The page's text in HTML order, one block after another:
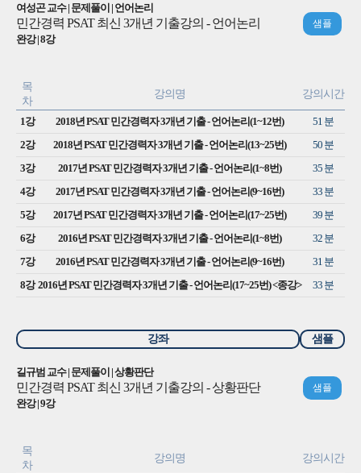
로그인|회원가입
여성곤 교수 | 문제풀이 | 언어논리
민간경력 PSAT 최신 3개년 기출강의 - 언어논리
완강 | 8강
샘플
목
차
강의명 강의시간
1강 2018년 PSAT 민간경력자 3개년 기출 - 언어논리(1~12번)
51 분
2강
2018년 PSAT 민간경력자 3개년 기출 - 언어논리(13~25번)
50 분
3강
2017년 PSAT 민간경력자 3개년 기출 - 언어논리(1~8번)
35 분
4강
2017년 PSAT 민간경력자 3개년 기출 - 언어논리(9~16번)
33 분
5강
2017년 PSAT 민간경력자 3개년 기출 - 언어논리(17~25번)
39 분
6강
2016년 PSAT 민간경력자 3개년 기출 - 언어논리(1~8번)
32 분
7강
2016년 PSAT 민간경력자 3개년 기출 - 언어논리(9~16번)
31 분
8강 2016년 PSAT 민간경력자 3개년 기출 - 언어논리(17~25번) <종강> 33 분
강좌 샘플
길규범 교수 | 문제풀이 | 상황판단
민간경력 PSAT 최신 3개년 기출강의 - 상황판단
완강 | 9강
샘플
목
차
강의명 강의시간